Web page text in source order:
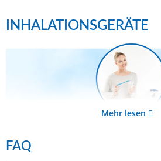
INHALATIONSGERÄTE
Mehr lesen
FAQ